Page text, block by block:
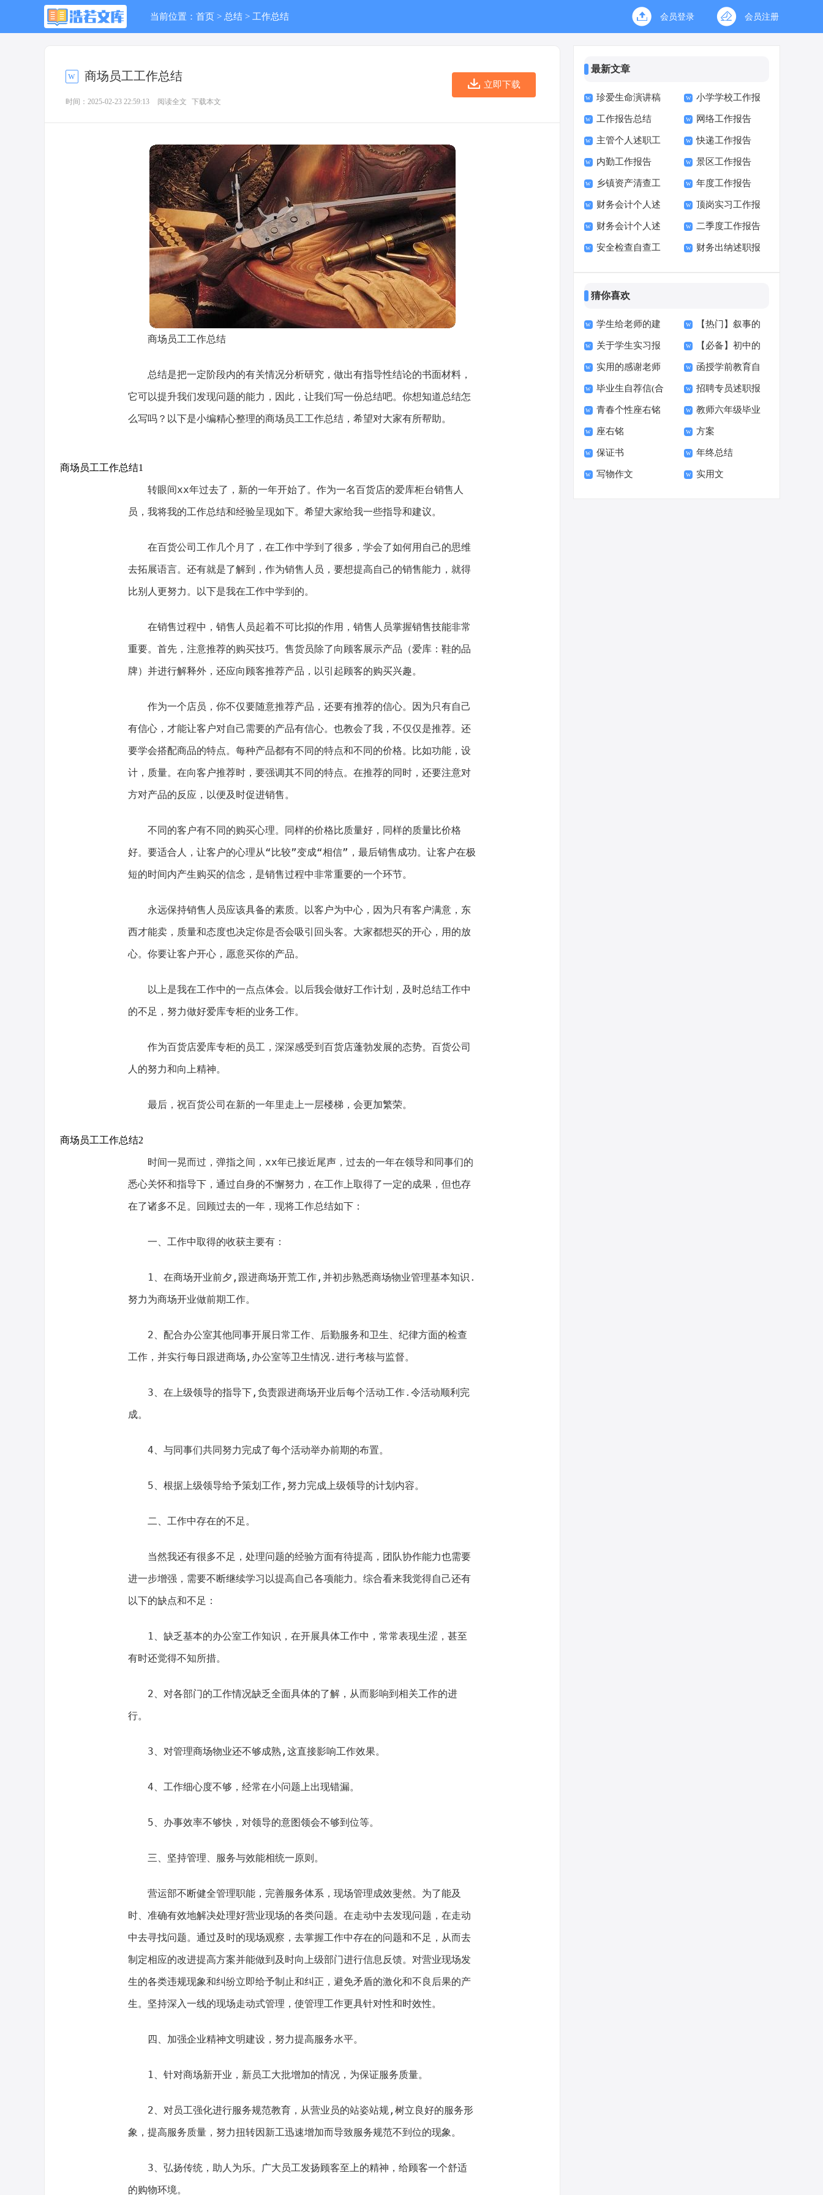
当前位置： 首页 > 总结 > 工作总结 会员登录 会员注册
商场员工工作总结
时间：2025-02-23 22:59:13 阅读全文 下载本文
立即下载
商场员工工作总结
总结是把一定阶段内的有关情况分析研究，做出有指导性结论的书面材料，
它可以提升我们发现问题的能力，因此，让我们写一份总结吧。你想知道总结怎
么写吗？以下是小编精心整理的商场员工工作总结，希望对大家有所帮助。
商场员工工作总结1
转眼间xx年过去了，新的一年开始了。作为一名百货店的爱库柜台销售人
员，我将我的工作总结和经验呈现如下。希望大家给我一些指导和建议。
在百货公司工作几个月了，在工作中学到了很多，学会了如何用自己的思维
去拓展语言。还有就是了解到，作为销售人员，要想提高自己的销售能力，就得
比别人更努力。以下是我在工作中学到的。
在销售过程中，销售人员起着不可比拟的作用，销售人员掌握销售技能非常
重要。首先，注意推荐的购买技巧。售货员除了向顾客展示产品（爱库：鞋的品
牌）并进行解释外，还应向顾客推荐产品，以引起顾客的购买兴趣。
作为一个店员，你不仅要随意推荐产品，还要有推荐的信心。因为只有自己
有信心，才能让客户对自己需要的产品有信心。也教会了我，不仅仅是推荐。还
要学会搭配商品的特点。每种产品都有不同的特点和不同的价格。比如功能，设
计，质量。在向客户推荐时，要强调其不同的特点。在推荐的同时，还要注意对
方对产品的反应，以便及时促进销售。
不同的客户有不同的购买心理。同样的价格比质量好，同样的质量比价格
好。要适合人，让客户的心理从“比较”变成“相信”，最后销售成功。让客户在极
短的时间内产生购买的信念，是销售过程中非常重要的一个环节。
永远保持销售人员应该具备的素质。以客户为中心，因为只有客户满意，东
西才能卖，质量和态度也决定你是否会吸引回头客。大家都想买的开心，用的放
心。你要让客户开心，愿意买你的产品。
以上是我在工作中的一点点体会。以后我会做好工作计划，及时总结工作中
的不足，努力做好爱库专柜的业务工作。
作为百货店爱库专柜的员工，深深感受到百货店蓬勃发展的态势。百货公司
人的努力和向上精神。
最后，祝百货公司在新的一年里走上一层楼梯，会更加繁荣。
商场员工工作总结2
时间一晃而过，弹指之间，xx年已接近尾声，过去的一年在领导和同事们的
悉心关怀和指导下，通过自身的不懈努力，在工作上取得了一定的成果，但也存
在了诸多不足。回顾过去的一年，现将工作总结如下：
一、工作中取得的收获主要有：
1、在商场开业前夕,跟进商场开荒工作,并初步熟悉商场物业管理基本知识.
努力为商场开业做前期工作。
2、配合办公室其他同事开展日常工作、后勤服务和卫生、纪律方面的检查
工作，并实行每日跟进商场,办公室等卫生情况.进行考核与监督。
3、在上级领导的指导下,负责跟进商场开业后每个活动工作.令活动顺利完
成。
4、与同事们共同努力完成了每个活动举办前期的布置。
5、根据上级领导给予策划工作,努力完成上级领导的计划内容。
二、工作中存在的不足。
当然我还有很多不足，处理问题的经验方面有待提高，团队协作能力也需要
进一步增强，需要不断继续学习以提高自己各项能力。综合看来我觉得自己还有
以下的缺点和不足：
1、缺乏基本的办公室工作知识，在开展具体工作中，常常表现生涩，甚至
有时还觉得不知所措。
2、对各部门的工作情况缺乏全面具体的了解，从而影响到相关工作的进
行。
3、对管理商场物业还不够成熟,这直接影响工作效果。
4、工作细心度不够，经常在小问题上出现错漏。
5、办事效率不够快，对领导的意图领会不够到位等。
三、坚持管理、服务与效能相统一原则。
营运部不断健全管理职能，完善服务体系，现场管理成效斐然。为了能及
时、准确有效地解决处理好营业现场的各类问题。在走动中去发现问题，在走动
中去寻找问题。通过及时的现场观察，去掌握工作中存在的问题和不足，从而去
制定相应的改进提高方案并能做到及时向上级部门进行信息反馈。对营业现场发
生的各类违规现象和纠纷立即给予制止和纠正，避免矛盾的激化和不良后果的产
生。坚持深入一线的现场走动式管理，使管理工作更具针对性和时效性。
四、加强企业精神文明建设，努力提高服务水平。
1、针对商场新开业，新员工大批增加的情况，为保证服务质量。
2、对员工强化进行服务规范教育，从营业员的站姿站规,树立良好的服务形
象，提高服务质量，努力扭转因新工迅速增加而导致服务规范不到位的现象。
3、弘扬传统，助人为乐。广大员工发扬顾客至上的精神，给顾客一个舒适
的购物环境。
最新文章
珍爱生命演讲稿
(15篇)
小学学校工作报
告校长述职报告
工作报告总结 网络工作报告
主管个人述职工
作报告
快递工作报告
内勤工作报告 景区工作报告
乡镇资产清查工
作报告
年度工作报告
财务会计个人述
职报告7篇
顶岗实习工作报
告
财务会计个人述
职报告
二季度工作报告
安全检查自查工 财务出纳述职报
猜你喜欢
学生给老师的建
议书12篇
【热门】叙事的
作文600字锦集6篇
关于学生实习报
告范文集锦8篇
【必备】初中的
作文300字三篇
实用的感谢老师
感谢信范文合集六篇
函授学前教育自
我鉴定
毕业生自荐信(合
集15篇)
招聘专员述职报
告
青春个性座右铭
（通用30句）
教师六年级毕业
发言稿
座右铭 方案
保证书 年终总结
写物作文 实用文